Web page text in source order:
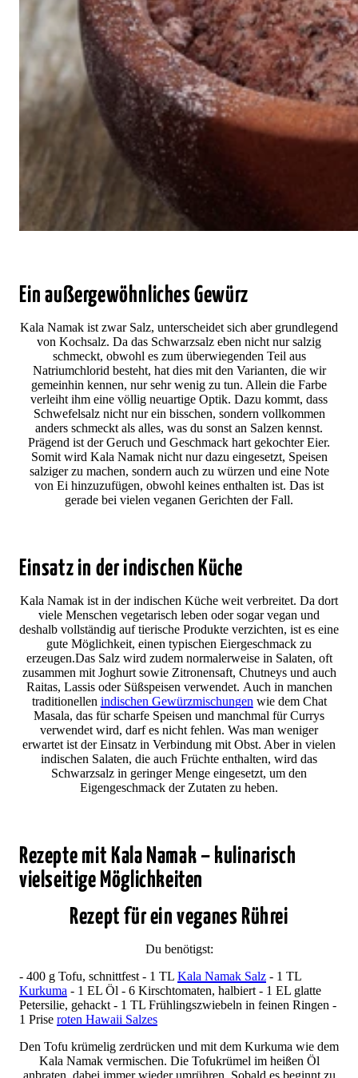
Ein außergewöhnliches Gewürz
Kala Namak ist zwar Salz, unterscheidet sich aber grundlegend
von Kochsalz. Da das Schwarzsalz eben nicht nur salzig
schmeckt, obwohl es zum überwiegenden Teil aus
Natriumchlorid besteht, hat dies mit den Varianten, die wir
gemeinhin kennen, nur sehr wenig zu tun. Allein die Farbe
verleiht ihm eine völlig neuartige Optik. Dazu kommt, dass
Schwefelsalz nicht nur ein bisschen, sondern vollkommen
anders schmeckt als alles, was du sonst an Salzen kennst.
Prägend ist der Geruch und Geschmack hart gekochter Eier.
Somit wird Kala Namak nicht nur dazu eingesetzt, Speisen
salziger zu machen, sondern auch zu würzen und eine Note
von Ei hinzuzufügen, obwohl keines enthalten ist. Das ist
gerade bei vielen veganen Gerichten der Fall.
Einsatz in der indischen Küche
Kala Namak ist in der indischen Küche weit verbreitet. Da dort
viele Menschen vegetarisch leben oder sogar vegan und
deshalb vollständig auf tierische Produkte verzichten, ist es eine
gute Möglichkeit, einen typischen Eiergeschmack zu
erzeugen.Das Salz wird zudem normalerweise in Salaten, oft
zusammen mit Joghurt sowie Zitronensaft, Chutneys und auch
Raitas, Lassis oder Süßspeisen verwendet. Auch in manchen
traditionellen indischen Gewürzmischungen wie dem Chat
Masala, das für scharfe Speisen und manchmal für Currys
verwendet wird, darf es nicht fehlen. Was man weniger
erwartet ist der Einsatz in Verbindung mit Obst. Aber in vielen
indischen Salaten, die auch Früchte enthalten, wird das
Schwarzsalz in geringer Menge eingesetzt, um den
Eigengeschmack der Zutaten zu heben.
Rezepte mit Kala Namak – kulinarisch
vielseitige Möglichkeiten
Rezept für ein veganes Rührei
Du benötigst:
- 400 g Tofu, schnittfest - 1 TL Kala Namak Salz - 1 TL
Kurkuma - 1 EL Öl - 6 Kirschtomaten, halbiert - 1 EL glatte
Petersilie, gehackt - 1 TL Frühlingszwiebeln in feinen Ringen -
1 Prise roten Hawaii Salzes
Den Tofu krümelig zerdrücken und mit dem Kurkuma wie dem
Kala Namak vermischen. Die Tofukrümel im heißen Öl
anbraten, dabei immer wieder umrühren. Sobald es beginnt zu